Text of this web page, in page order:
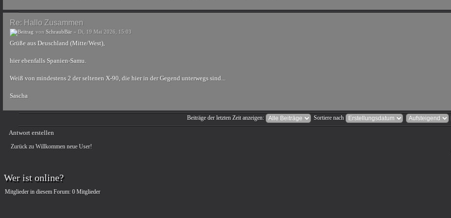
Re: Hallo Zusammen
von SchraubBär » Di, 19 Mai 2026, 15:03
Grüße aus Deuschland (Mitte/West),
hier ebenfalls Spanien-Samu.
Weiß von mindestens 2 der seltenen X-90, die hier in der Gegend unterwegs sind...
Sascha
Beiträge der letzten Zeit anzeigen:
Sortiere nach
Antwort erstellen
Zurück zu Willkommen neue User!
Wer ist online?
Mitglieder in diesem Forum: 0 Mitglieder